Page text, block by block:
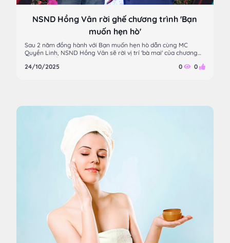
NSND Hồng Vân rời ghế chương trình 'Bạn
muốn hẹn hò'
Sau 2 năm đồng hành với Bạn muốn hẹn hò dẫn cùng MC
Quyền Linh, NSND Hồng Vân sẽ rời vị trí 'bà mai' của chương
24/10/2025 0 0